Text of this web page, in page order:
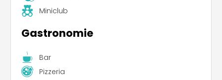
Miniclub
Gastronomie
Bar
Pizzeria